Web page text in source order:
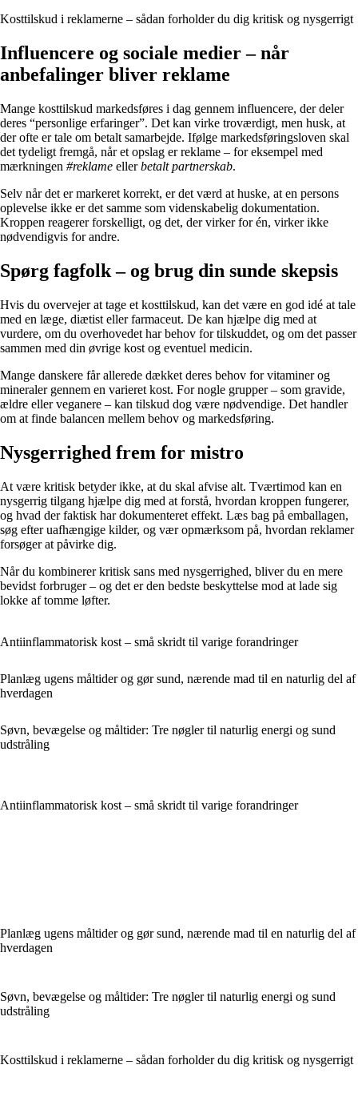
Kosttilskud i reklamerne – sådan forholder du dig kritisk og nysgerrigt
Influencere og sociale medier – når
anbefalinger bliver reklame
Mange kosttilskud markedsføres i dag gennem influencere, der deler
deres “personlige erfaringer”. Det kan virke troværdigt, men husk, at
der ofte er tale om betalt samarbejde. Ifølge markedsføringsloven skal
det tydeligt fremgå, når et opslag er reklame – for eksempel med
mærkningen #reklame ellerbetalt partnerskab.
Selv når det er markeret korrekt, er det værd at huske, at en persons
oplevelse ikke er det samme som videnskabelig dokumentation.
Kroppen reagerer forskelligt, og det, der virker for én, virker ikke
nødvendigvis for andre.
Spørg fagfolk – og brug din sunde skepsis
Hvis du overvejer at tage et kosttilskud, kan det være en god idé at tale
med en læge, diætist eller farmaceut. De kan hjælpe dig med at
vurdere, om du overhovedet har behov for tilskuddet, og om det passer
sammen med din øvrige kost og eventuel medicin.
Mange danskere får allerede dækket deres behov for vitaminer og
mineraler gennem en varieret kost. For nogle grupper – som gravide,
ældre eller veganere – kan tilskud dog være nødvendige. Det handler
om at finde balancen mellem behov og markedsføring.
Nysgerrighed frem for mistro
At være kritisk betyder ikke, at du skal afvise alt. Tværtimod kan en
nysgerrig tilgang hjælpe dig med at forstå, hvordan kroppen fungerer,
og hvad der faktisk har dokumenteret effekt. Læs bag på emballagen,
søg efter uafhængige kilder, og vær opmærksom på, hvordan reklamer
forsøger at påvirke dig.
Når du kombinerer kritisk sans med nysgerrighed, bliver du en mere
bevidst forbruger – og det er den bedste beskyttelse mod at lade sig
lokke af tomme løfter.
Antiinflammatorisk kost – små skridt til varige forandringer
Planlæg ugens måltider og gør sund, nærende mad til en naturlig del af
hverdagen
Søvn, bevægelse og måltider: Tre nøgler til naturlig energi og sund
udstråling
Antiinflammatorisk kost – små skridt til varige forandringer
Planlæg ugens måltider og gør sund, nærende mad til en naturlig del af
hverdagen
Søvn, bevægelse og måltider: Tre nøgler til naturlig energi og sund
udstråling
Kosttilskud i reklamerne – sådan forholder du dig kritisk og nysgerrigt